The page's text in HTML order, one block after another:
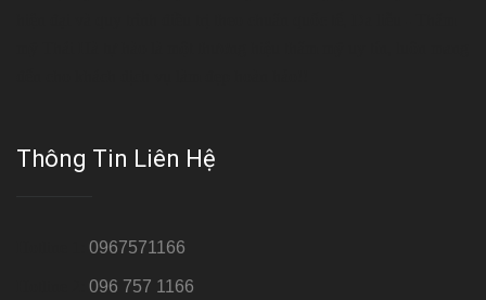
Thông Tin Liên Hệ
0967571166
096 757 1166